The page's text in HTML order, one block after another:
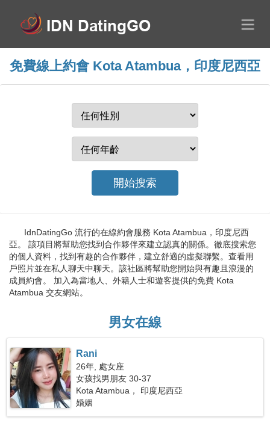
免費線上約會 Kota Atambua，印度尼西亞
IdnDatingGo 流行的在線約會服務 Kota Atambua，印度尼西
亞。 該項目將幫助您找到合作夥伴來建立認真的關係。徹底搜索您
的個人資料，找到有趣的合作夥伴，建立舒適的虛擬聯繫。查看用
戶照片並在私人聊天中聊天。該社區將幫助您開始與有趣且浪漫的
成員約會。 加入為當地人、外籍人士和遊客提供的免費 Kota
Atambua 交友網站。
男女在線
Rani
26年, 處女座
女孩找男朋友 30-37
Kota Atambua， 印度尼西亞
婚姻